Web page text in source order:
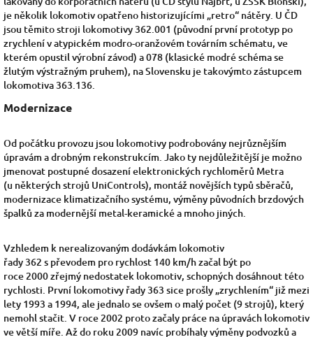
je několik lokomotiv opatřeno historizujícími „retro“ nátěry. U ČD
jsou těmito stroji lokomotivy 362.001 (původní první prototyp po
zrychlení v atypickém modro-oranžovém továrním schématu, ve
kterém opustil výrobní závod) a 078 (klasické modré schéma se
žlutým výstražným pruhem), naSlovensku je takovýmto zástupcem
lokomotiva 363.136.
Modernizace
Od počátku provozu jsou lokomotivy podrobovány nejrůznějším
úpravám a drobným rekonstrukcím. Jako ty nejdůležitější je možno
jmenovat postupné dosazení elektronických rychloměrů Metra
(u některých strojů UniControls), montáž novějších typů sběračů,
modernizace klimatizačního systému, výměny původních brzdových
špalků za modernější metal-keramické a mnoho jiných.
Vzhledem k nerealizovaným dodávkám lokomotiv
řady362 s převodem pro rychlost 140 km/h začal být po
roce2000zřejmý nedostatek lokomotiv, schopných dosáhnout této
rychlosti. První lokomotivy řady 363 sice prošly „zrychlením“ již mezi
lety 1993 a 1994, ale jednalo se ovšem o malý počet (9 strojů), který
nemohl stačit. V roce2002 proto začaly práce na úpravách lokomotiv
ve větší míře. Až do roku 2009 navíc probíhaly výměny podvozků a